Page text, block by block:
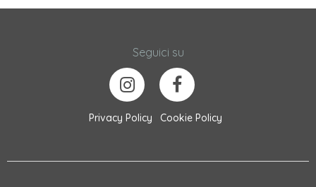
Seguici su
Privacy Policy Cookie Policy